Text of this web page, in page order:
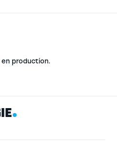
en production.
IE